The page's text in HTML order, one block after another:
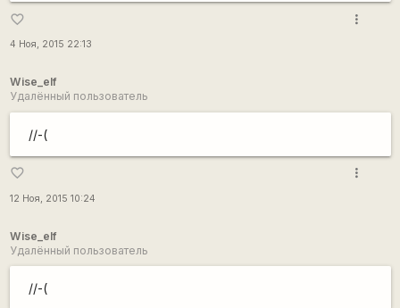
favorite_border
4 Ноя, 2015 22:13
more_vert
Wise_elf
Удалённый пользователь
//-(
favorite_border
12 Ноя, 2015 10:24
more_vert
Wise_elf
Удалённый пользователь
//-(